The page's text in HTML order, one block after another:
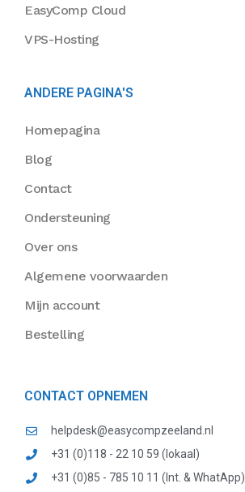
EasyComp Cloud
VPS-Hosting
ANDERE PAGINA'S
Homepagina
Blog
Contact
Ondersteuning
Over ons
Algemene voorwaarden
Mijn account
Bestelling
CONTACT OPNEMEN
helpdesk@easycompzeeland.nl
+31 (0)118 - 22 10 59 (lokaal)
+31 (0)85 - 785 10 11 (Int. & WhatApp)